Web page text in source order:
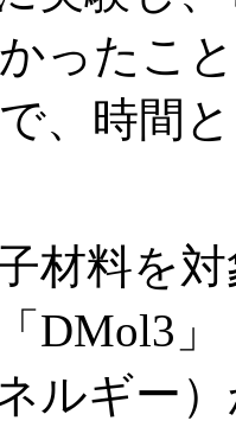
ったこ
、時間
材料を
DMol3
ルギー